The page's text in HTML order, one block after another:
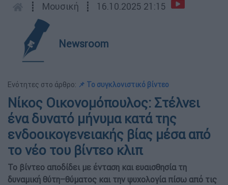
┋ Μουσική ┋ 16.10.2025 21:15
Newsroom
Ενότητες στο άρθρο: 📌 Το συγκλονιστικό βίντεο
Νίκος Οικονομόπουλος: Στέλνει
ένα δυνατό μήνυμα κατά της
ενδοοικογενειακής βίας μέσα από
το νέο του βίντεο κλιπ
Το βίντεο αποδίδει με ένταση και ευαισθησία τη
δυναμική θύτη–θύματος και την ψυχολογία πίσω από τις